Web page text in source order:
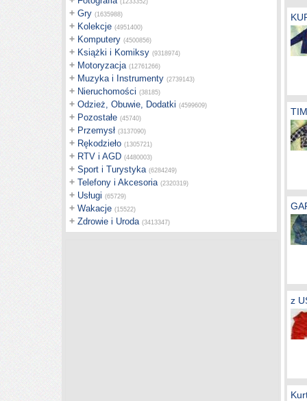
(1233352)
+ Gry (1635988)
+ Kolekcje (4951400)
+ Komputery (4500856)
+ Książki i Komiksy (9318974)
+ Motoryzacja (12761266)
+ Muzyka i Instrumenty (2739143)
+ Nieruchomości (38185)
+ Odzież, Obuwie, Dodatki (4599609)
+ Pozostałe (45740)
+ Przemysł (3137090)
+ Rękodzieło (1305721)
+ RTV i AGD (4480003)
+ Sport i Turystyka (6284249)
+ Telefony i Akcesoria (2320319)
+ Usługi (65729)
+ Wakacje (15522)
+ Zdrowie i Uroda (3413347)
z